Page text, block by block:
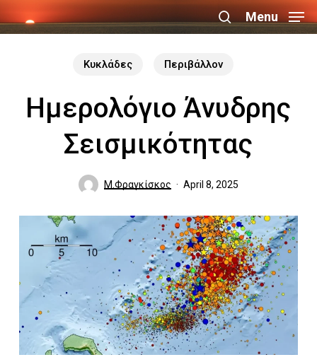
to
search
Menu
Κυκλάδες Περιβάλλον
Ημερολόγιο Άνυδρης
Σεισμικότητας
Μ.Φραγκίσκος April 8, 2025